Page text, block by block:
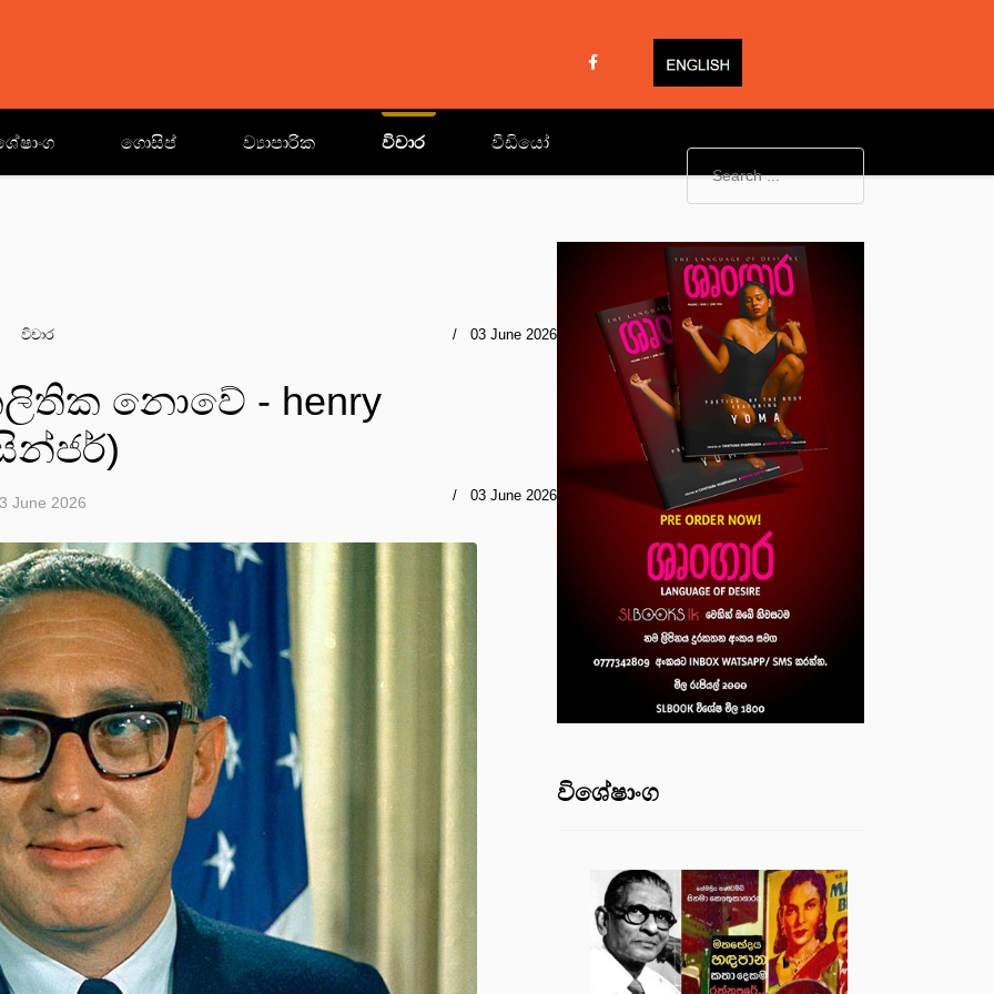
ගොසිප් ව්‍යාපාරික විචාර වීඩියෝ
විචාර 03 June 2026
නොවේ - henry
June 2026 03 June 2026
විශේෂාංග